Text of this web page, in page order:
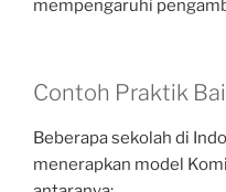
mempengaruhi
Contoh Praktik
Beberapa sekolah di
menerapkan model